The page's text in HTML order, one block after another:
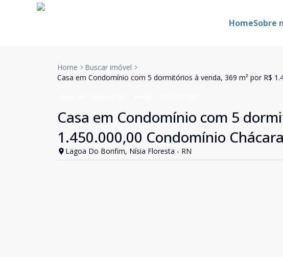
HomeSobre
Home
Buscar imóvel
Casa em Condomínio com 5 dormitórios à venda, 369 m² por R$
Casa em Condomínio com 5
1.450.000,00 Condomínio
Lagoa Do Bonfim, Nísia Floresta - RN